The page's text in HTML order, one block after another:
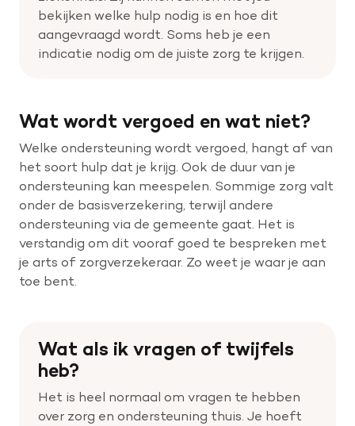
bekijken welke hulp nodig is en hoe dit
aangevraagd wordt. Soms heb je een
indicatie nodig om de juiste zorg te krijgen.
Wat wordt vergoed en wat niet?
Welke ondersteuning wordt vergoed, hangt af van
het soort hulp dat je krijg. Ook de duur van je
ondersteuning kan meespelen. Sommige zorg valt
onder de basisverzekering, terwijl andere
ondersteuning via de gemeente gaat. Het is
verstandig om dit vooraf goed te bespreken met
je arts of zorgverzekeraar. Zo weet je waar je aan
toe bent.
Wat als ik vragen of twijfels
heb?
Het is heel normaal om vragen te hebben
over zorg en ondersteuning thuis. Je hoeft